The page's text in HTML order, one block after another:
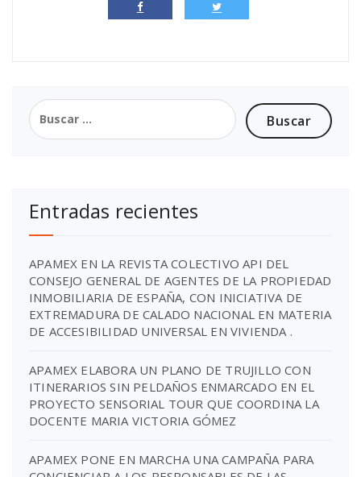
Entradas recientes
APAMEX EN LA REVISTA COLECTIVO API DEL
CONSEJO GENERAL DE AGENTES DE LA PROPIEDAD
INMOBILIARIA DE ESPAÑA, CON INICIATIVA DE
EXTREMADURA DE CALADO NACIONAL EN MATERIA
DE ACCESIBILIDAD UNIVERSAL EN VIVIENDA .
APAMEX ELABORA UN PLANO DE TRUJILLO CON
ITINERARIOS SIN PELDAÑOS ENMARCADO EN EL
PROYECTO SENSORIAL TOUR QUE COORDINA LA
DOCENTE MARIA VICTORIA GÓMEZ
APAMEX PONE EN MARCHA UNA CAMPAÑA PARA